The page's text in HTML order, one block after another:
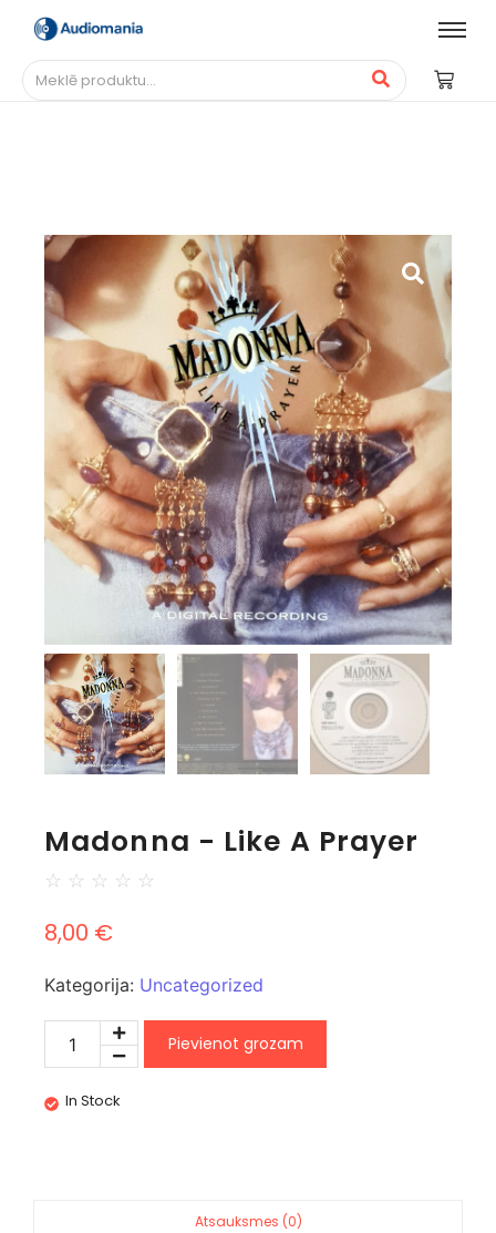
Madonna - Like A Prayer
☆ ☆ ☆ ☆ ☆
8,00 €
Kategorija: Uncategorized
Pievienot grozam
In Stock
Atsauksmes (0)